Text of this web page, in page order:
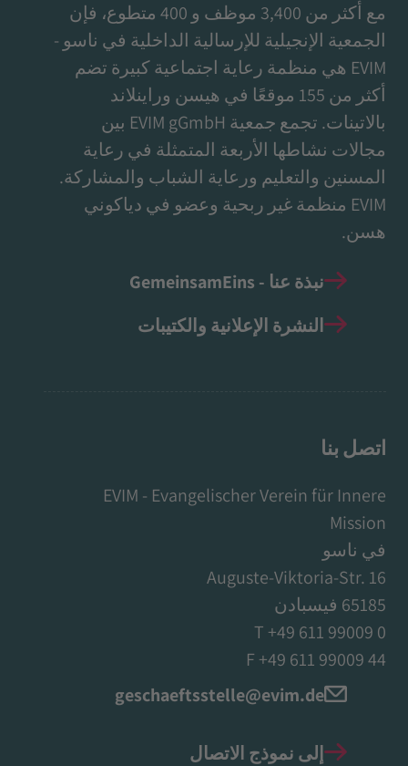
مع أكثر من 3,400 موظف و 400 متطوع، فإن
الجمعية الإنجيلية للإرسالية الداخلية في ناسو -
EVIM هي منظمة رعاية اجتماعية كبيرة تضم
أكثر من 155 موقعًا في هيسن وراينلاند
بالاتينات. تجمع جمعية EVIM gGmbH بين
مجالات نشاطها الأربعة المتمثلة في رعاية
المسنين والتعليم ورعاية الشباب والمشاركة.
EVIM منظمة غير ربحية وعضو في دياكوني
هسن.
نبذة عنا - GemeinsamEins
النشرة الإعلانية والكتيبات
اتصل بنا
EVIM - Evangelischer Verein für Innere
Mission
في ناسو
Auguste-Viktoria-Str. 16
65185 فيسبادن
T +49 611 99009 0
F +49 611 99009 44
geschaeftsstelle@evim.de
إلى نموذج الاتصال